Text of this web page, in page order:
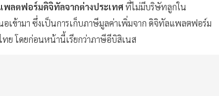
พลตฟอร์มดิจิทัลจากต่างประเทศที่ไม่มีบริษัทลูกใน
อเข้ามา ซึ่งเป็นการเก็บภาษีมูลค่าเพิ่มจาก ดิจิทัลแพลตฟอร์ม
ทย โดยก่อนหน้านี้เรียกว่าภาษีอีบิสิเนส